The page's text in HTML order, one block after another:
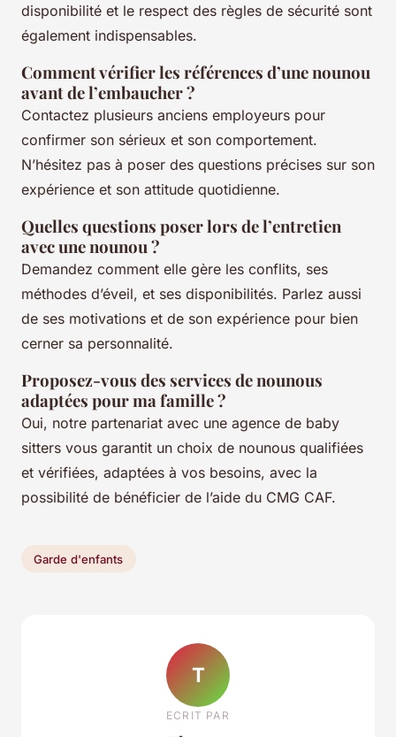
disponibilité et le respect des règles de sécurité sont
également indispensables.
Comment vérifier les références d’une nounou
avant de l’embaucher ?
Contactez plusieurs anciens employeurs pour
confirmer son sérieux et son comportement.
N’hésitez pas à poser des questions précises sur son
expérience et son attitude quotidienne.
Quelles questions poser lors de l’entretien
avec une nounou ?
Demandez comment elle gère les conflits, ses
méthodes d’éveil, et ses disponibilités. Parlez aussi
de ses motivations et de son expérience pour bien
cerner sa personnalité.
Proposez-vous des services de nounous
adaptées pour ma famille ?
Oui, notre partenariat avec une agence de baby
sitters vous garantit un choix de nounous qualifiées
et vérifiées, adaptées à vos besoins, avec la
possibilité de bénéficier de l’aide du CMG CAF.
Garde d'enfants
T
ECRIT PAR